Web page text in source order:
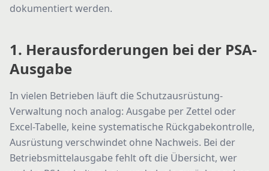
dokumentiert werden.
1. Herausforderungen bei der PSA-
Ausgabe
In vielen Betrieben läuft die Schutzausrüstung-
Verwaltung noch analog: Ausgabe per Zettel oder
Excel-Tabelle, keine systematische Rückgabekontrolle,
Ausrüstung verschwindet ohne Nachweis. Bei der
Betriebsmittelausgabe fehlt oft die Übersicht, wer